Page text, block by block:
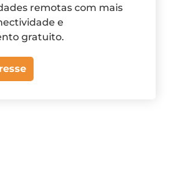
remotas com mais
e
gratuito.